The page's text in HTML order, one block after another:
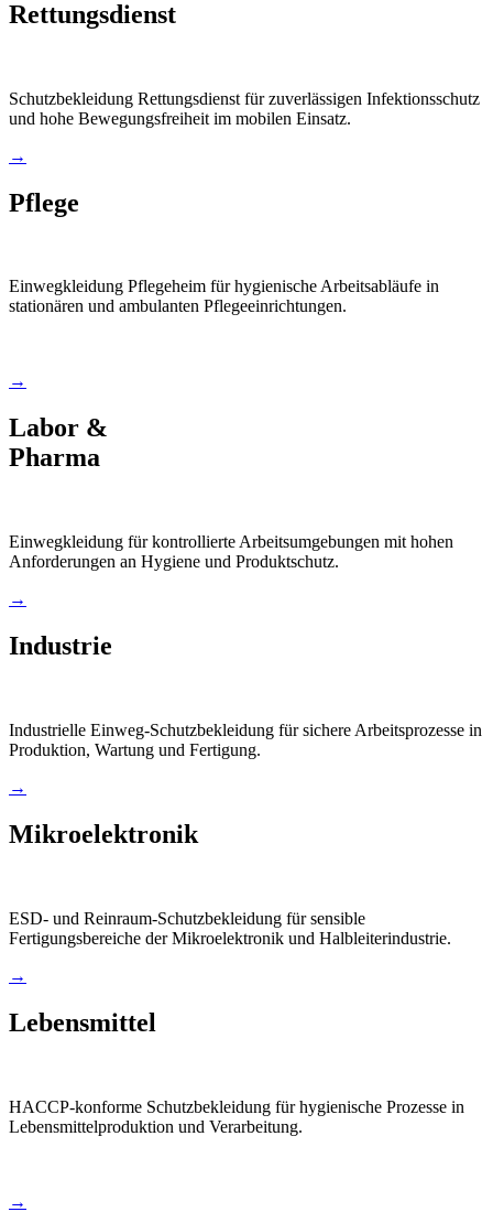
Rettungsdienst
Schutzbekleidung Rettungsdienst für zuverlässigen Infektionsschutz
und hohe Bewegungsfreiheit im mobilen Einsatz.
→
Pflege
Einwegkleidung Pflegeheim für hygienische Arbeitsabläufe in
stationären und ambulanten Pflegeeinrichtungen.
→
Labor &
Pharma
Einwegkleidung für kontrollierte Arbeitsumgebungen mit hohen
Anforderungen an Hygiene und Produktschutz.
→
Industrie
Industrielle Einweg-Schutzbekleidung für sichere Arbeitsprozesse in
Produktion, Wartung und Fertigung.
→
Mikroelektronik
ESD- und Reinraum-Schutzbekleidung für sensible
Fertigungsbereiche der Mikroelektronik und Halbleiterindustrie.
→
Lebensmittel
HACCP-konforme Schutzbekleidung für hygienische Prozesse in
Lebensmittelproduktion und Verarbeitung.
→